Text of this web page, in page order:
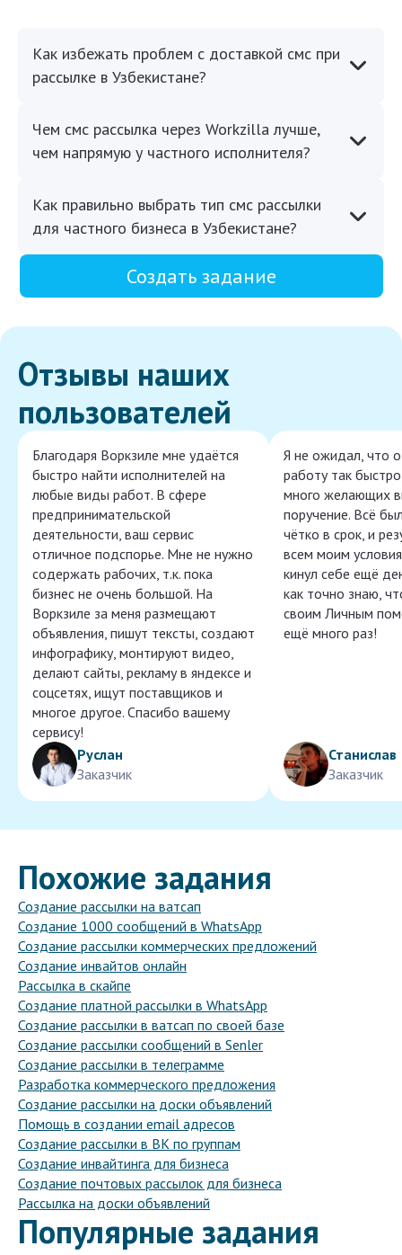
Как избежать проблем с доставкой смс при
рассылке в Узбекистане?
Чем смс рассылка через Workzilla лучше,
чем напрямую у частного исполнителя?
Как правильно выбрать тип смс рассылки
для частного бизнеса в Узбекистане?
Создать задание
Отзывы наших
пользователей
Благодаря Воркзиле мне удаётся
быстро найти исполнителей на
любые виды работ. В сфере
предпринимательской
деятельности, ваш сервис
отличное подспорье. Мне не нужно
содержать рабочих, т.к. пока
бизнес не очень большой. На
Воркзиле за меня размещают
объявления, пишут тексты, создают
инфографику, монтируют видео,
делают сайты, рекламу в яндексе и
соцсетях, ищут поставщиков и
многое другое. Спасибо вашему
сервису!
Руслан
Заказчик
Я не ожидал, что
работу так
много желающих
поручение. Всё
чётко в срок, и
всем моим
кинул себе ещё
как точно знаю,
своим Личным
ещё много раз!
Станислав
Заказчик
Похожие задания
Создание рассылки на ватсап
Создание 1000 сообщений в WhatsApp
Создание рассылки коммерческих предложений
Создание инвайтов онлайн
Рассылка в скайпе
Создание платной рассылки в WhatsApp
Создание рассылки в ватсап по своей базе
Создание рассылки сообщений в Senler
Создание рассылки в телеграмме
Разработка коммерческого предложения
Создание рассылки на доски объявлений
Помощь в создании email адресов
Создание рассылки в ВК по группам
Создание инвайтинга для бизнеса
Создание почтовых рассылок для бизнеса
Рассылка на доски объявлений
Популярные задания